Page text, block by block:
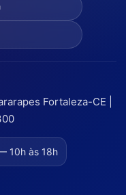
Fortaleza-CE |
10h às 18h